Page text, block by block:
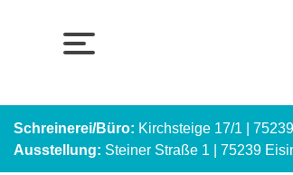
Schreinerei/Büro: Kirchsteige 17/1 |
Ausstellung: Steiner Straße 1 | 75239